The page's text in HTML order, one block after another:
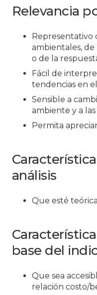
Relevancia
Representativo
ambientales,
o de la
Fácil de
tendencias en
Sensible a
ambiente y a
Permita
análisis
Que esté
base del
Que sea
relación costo/